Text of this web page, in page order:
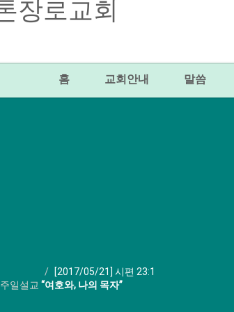
홈 교회안내 말씀
주일설교
[2017/05/21] 시편 23:1
“여호와, 나의 목자”